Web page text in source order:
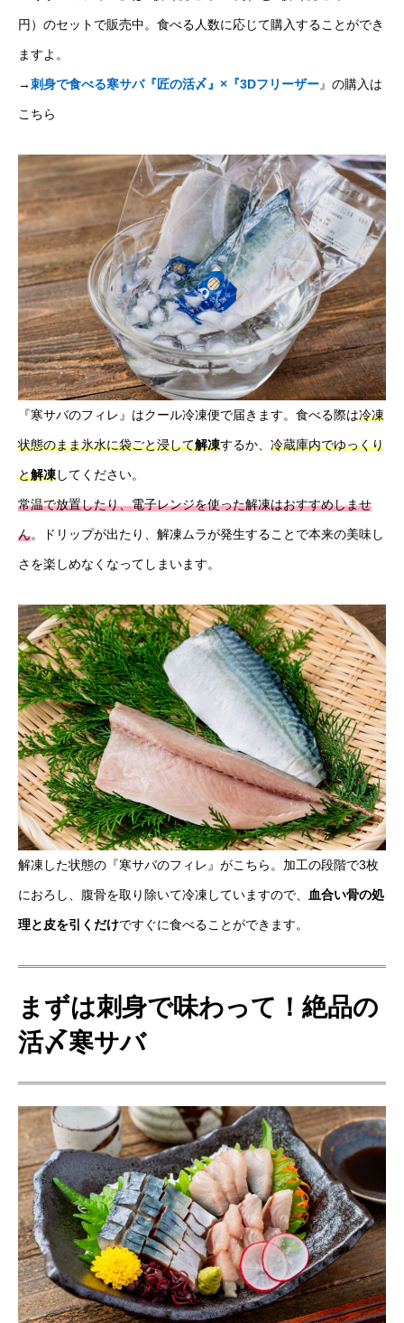
円）のセットで販売中。食べる人数に応じて購入することができ
ますよ。
→刺身で食べる寒サバ『匠の活〆』×『3Dフリーザー』の購入は
こちら
『寒サバのフィレ』はクール冷凍便で届きます。食べる際は冷凍
状態のまま氷水に袋ごと浸して解凍するか、 冷蔵庫内でゆっくり
と解凍してください。
常温で放置したり、電子レンジを使った解凍はおすすめしませ
ん。ドリップが出たり、解凍ムラが発生することで本来の美味し
さを楽しめなくなってしまいます。
解凍した状態の『寒サバのフィレ』がこちら。加工の段階で3枚
におろし、腹骨を取り除いて冷凍していますので、 血合い骨の処
理と皮を引くだけですぐに食べることができます。
まずは刺身で味わって！絶品の
活〆寒サバ